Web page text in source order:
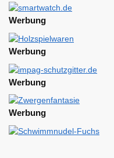
Werbung
Werbung
Werbung
Werbung